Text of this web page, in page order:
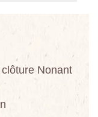
Nonant